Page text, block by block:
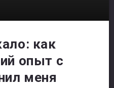
как
опыт с
меня